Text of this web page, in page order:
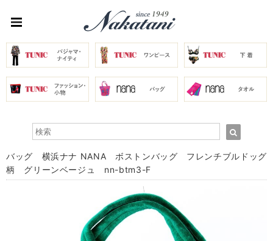
バッグ 横浜ナナ NANA ボストンバッグ フレンチブルドッグ
柄 グリーンベージュ nn-btm3-F